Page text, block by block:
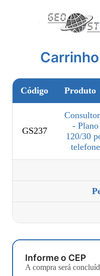
Código Produto
GS237
- Plano
120/30
telefone
Informe o CEP
A compra será